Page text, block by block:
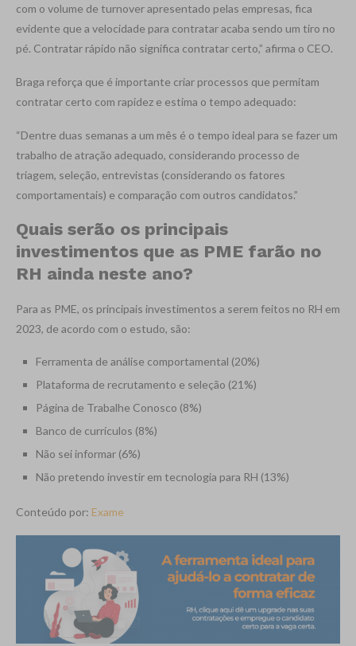
com o volume de turnover apresentado pelas empresas, fica
evidente que a velocidade para contratar acaba sendo um tiro no
pé. Contratar rápido não significa contratar certo,” afirma o CEO.
Braga reforça que é importante criar processos que permitam
contratar certo com rapidez e estima o tempo adequado:
“Dentre duas semanas a um mês é o tempo ideal para se fazer um
trabalho de atração adequado, considerando processo de
triagem, seleção, entrevistas (considerando os fatores
comportamentais) e comparação com outros candidatos.”
Quais serão os principais
investimentos que as PME farão no
RH ainda neste ano?
Para as PME, os principais investimentos a serem feitos no RH em
2023, de acordo com o estudo, são:
Ferramenta de análise comportamental (20%)
Plataforma de recrutamento e seleção (21%)
Página de Trabalhe Conosco (8%)
Banco de currículos (8%)
Não sei informar (6%)
Não pretendo investir em tecnologia para RH (13%)
Conteúdo por: Exame